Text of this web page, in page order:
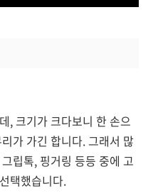
, 크기가 크다보니 한 손으
가 가긴 합니다. 그래서 많
립톡, 핑거링 등등 중에 고
택했습니다.